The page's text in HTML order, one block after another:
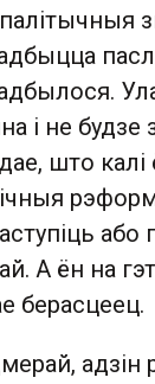
і не будзе
што калі
або
А ён на
берасцеец.
адзін